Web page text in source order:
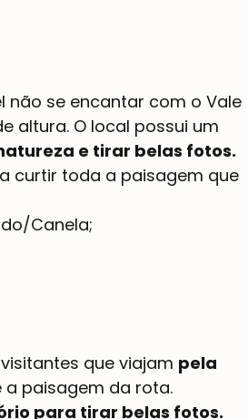
não se encantar com o Vale
altura. O local possui um
e tirar belas fotos.
curtir toda a paisagem que
que viajam pela
paisagem da rota.
para tirar belas fotos.